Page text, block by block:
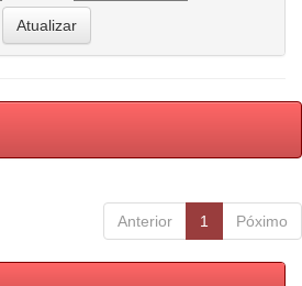
Anterior 1 Póximo